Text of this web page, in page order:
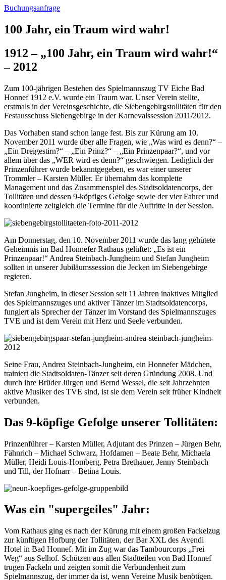
Buchungsanfrage
100 Jahr, ein Traum wird wahr!
1912 – „100 Jahr, ein Traum wird wahr!“
– 2012
Zum 100-jährigen Bestehen des Spielmannszug TV Eiche Bad
Honnef 1912 e.V. wurde ein Traum war. Unser Verein stellte,
erstmals in der Vereinsgeschichte, die Siebengebirgstollitäten für den
Festausschuss Siebengebirge in der Karnevalssession 2011/2012.
Das Vorhaben stand schon lange fest. Bis zur Kürung am 10.
November 2011 wurde über alle Fragen, wie „Was wird es denn?“ –
„Ein Dreigestirn?“ – „Ein Prinz?“ – „Ein Prinzenpaar?“, und vor
allem über das „WER wird es denn?“ geschwiegen. Lediglich der
Prinzenführer wurde bekanntgegeben, es war einer unserer
Trommler – Karsten Müller. Er übernahm das komplette
Management und das Zusammenspiel des Stadtsoldatencorps, der
Tollitäten und dessen 9-köpfiges Gefolge sowie der vier Fahrer und
koordinierte zeitgleich die Termine für die Auftritte in der Session.
Am Donnerstag, den 10. November 2011 wurde das lang gehütete
Geheimnis im Bad Honnefer Rathaus gelüftet: „Es ist ein
Prinzenpaar!“ Andrea Steinbach-Jungheim und Stefan Jungheim
sollten in unserer Jubiläumssession die Jecken im Siebengebirge
regieren.
Stefan Jungheim, in dieser Session seit 11 Jahren inaktives Mitglied
des Spielmannszuges und aktiver Tänzer im Stadtsoldatencorps,
fungiert als Sprecher der Tänzer im Vorstand des Spielmannszuges
TVE und ist dem Verein mit Herz und Seele verbunden.
Seine Frau, Andrea Steinbach-Jungheim, ein Honnefer Mädchen,
trainiert die Stadtsoldaten-Tänzer seit deren Gründung 2008. Und
durch ihre Brüder Jürgen und Bernd Wessel, die seit Jahrzehnten
aktive Musiker des TVE sind, ist sie dem Verein seit früher Kindheit
verbunden.
Das 9-köpfige Gefolge unserer Tollitäten:
Prinzenführer – Karsten Müller, Adjutant des Prinzen – Jürgen Behr,
Fähnrich – Michael Schwarz, Hofdamen – Beate Behr, Michaela
Müller, Heidi Louis-Homberg, Petra Brethauer, Jenny Steinbach
und Till, der Hofnarr – Betina Louis.
Was ein "supergeiles" Jahr:
Vom Rathaus ging es nach der Kürung mit einem großen Fackelzug
zur künftigen Hofburg der Tollitäten, der Bar XXL des Avendi
Hotel in Bad Honnef. Mit im Zug war das Tambourcorps „Frei
Weg“ aus Selhof. Schützen aus allen Stadtteilen von Bad Honnef
trugen Fackeln und zeigten somit die Verbundenheit zum
Spielmannszug, der immer da ist, wenn Vereine Musik benötigen.